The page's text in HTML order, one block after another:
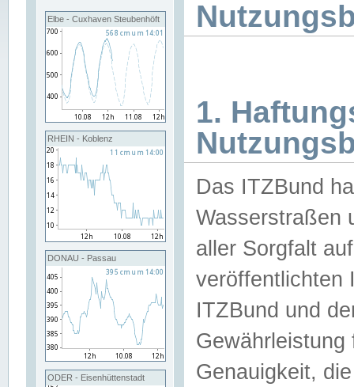
Elbe - Cuxhaven Steubenhöft
RHEIN - Koblenz
DONAU - Passau
ODER - Eisenhüttenstadt
1.
Das ITZBund
Wasserstraßen
aller Sorgfalt
veröffentlichten
ITZBund und
Genauigkeit,